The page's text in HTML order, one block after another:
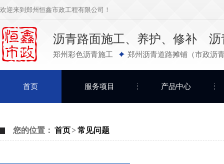
欢迎来到郑州恒鑫市政工程有限公司！
沥青路面施工、养护、修补 沥
郑州彩色沥青施工 郑州沥青道路摊铺（市政沥
首页 服务项目 产品中心
您的位置： 首页>常见问题